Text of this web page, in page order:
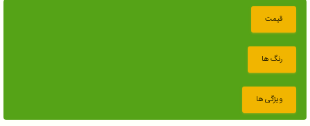
قیمت
رنگ ها
ویژگی ها